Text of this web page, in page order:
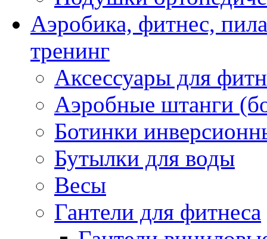
Аэробика, фитнес,
тренинг
Аксессуары для
Аэробные штанги
Ботинки
Бутылки для воды
Весы
Гантели для фитнеса